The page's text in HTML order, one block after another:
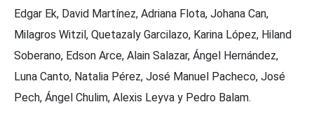
Edgar Ek, David Martínez, Adriana Flota, Johana Can,
Milagros Witzil, Quetazaly Garcilazo, Karina López, Hiland
Soberano, Edson Arce, Alain Salazar, Ángel Hernández,
Luna Canto, Natalia Pérez, José Manuel Pacheco, José
Pech, Ángel Chulim, Alexis Leyva y Pedro Balam.